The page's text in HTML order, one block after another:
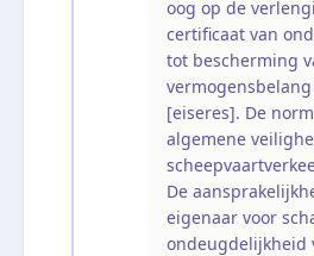
oog op de
certificaat van
tot bescherming
[eiseres]. De
algemene
De
eigenaar voor
ondeugdelijkheid